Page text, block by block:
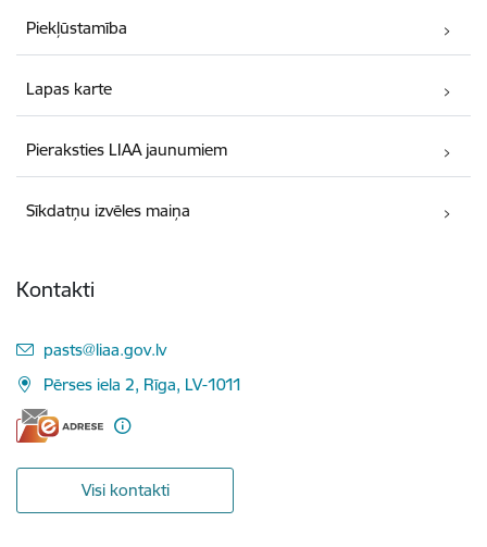
Piekļūstamība
Lapas karte
Pieraksties LIAA jaunumiem
Sīkdatņu izvēles maiņa
Kontakti
E-pasts:
pasts@liaa.gov.lv
Pērses iela 2, Rīga, LV-1011
Visi kontakti